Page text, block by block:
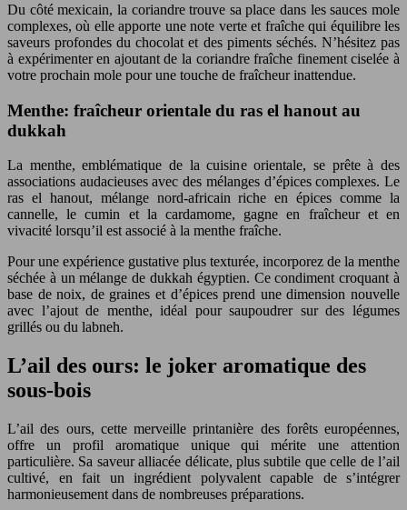
Du côté mexicain, la coriandre trouve sa place dans les sauces mole
complexes, où elle apporte une note verte et fraîche qui équilibre les
saveurs profondes du chocolat et des piments séchés. N’hésitez pas
à expérimenter en ajoutant de la coriandre fraîche finement ciselée à
votre prochain mole pour une touche de fraîcheur inattendue.
Menthe: fraîcheur orientale du ras el hanout au
dukkah
La menthe, emblématique de la cuisine orientale, se prête à des
associations audacieuses avec des mélanges d’épices complexes. Le
ras el hanout, mélange nord-africain riche en épices comme la
cannelle, le cumin et la cardamome, gagne en fraîcheur et en
vivacité lorsqu’il est associé à la menthe fraîche.
Pour une expérience gustative plus texturée, incorporez de la menthe
séchée à un mélange de dukkah égyptien. Ce condiment croquant à
base de noix, de graines et d’épices prend une dimension nouvelle
avec l’ajout de menthe, idéal pour saupoudrer sur des légumes
grillés ou du labneh.
L’ail des ours: le joker aromatique des
sous-bois
L’ail des ours, cette merveille printanière des forêts européennes,
offre un profil aromatique unique qui mérite une attention
particulière. Sa saveur alliacée délicate, plus subtile que celle de l’ail
cultivé, en fait un ingrédient polyvalent capable de s’intégrer
harmonieusement dans de nombreuses préparations.